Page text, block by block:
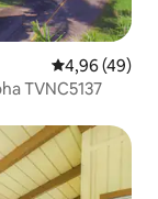
4,96 de uma
4,96 (49)
TVNC5137